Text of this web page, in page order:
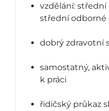
vzdělání:
střední odborné
dobrý zdravotní
samostatný,
k práci
řidičský průkaz